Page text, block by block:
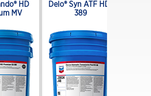
HD
MV
Delo® Syn ATF HD-
389